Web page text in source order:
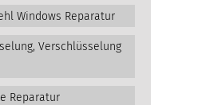
Windows Reparatur
Verschlüsselung
Reparatur